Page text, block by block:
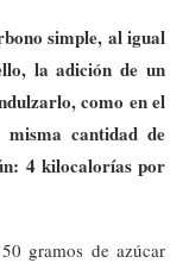
simple, al igual
la adición de un
como en el
cantidad de
4 kilocalorías por
gramos de azúcar